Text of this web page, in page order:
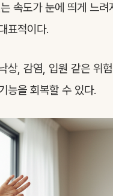
속도가 눈에 띄게 느
표적이다.
상, 감염, 입원 같은 위
능을 회복할 수 있다.